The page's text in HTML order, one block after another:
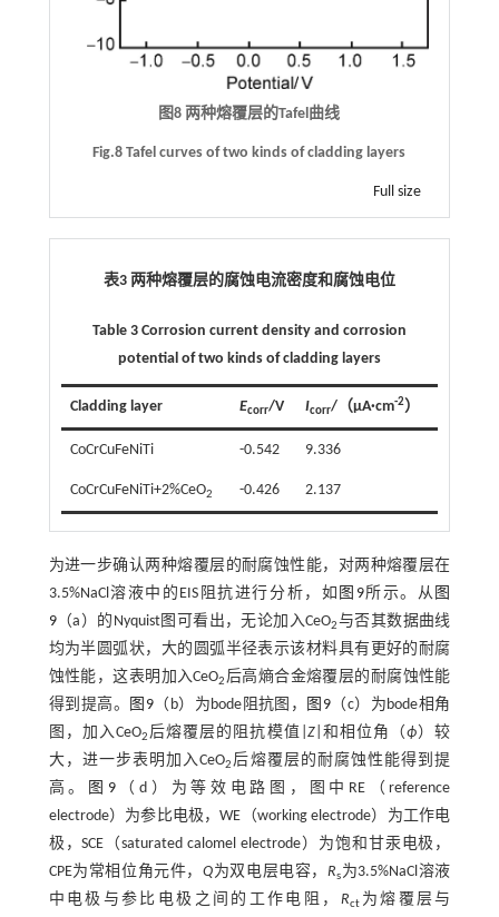
图8 两种熔覆层的Tafel曲线
Fig.8 Tafel curves of two kinds of cladding layers
Full size
表3 两种熔覆层的腐蚀电流密度和腐蚀电位
Table 3 Corrosion current density and corrosion
potential of two kinds of cladding layers
Cladding layer Ecorr/V Icorr/（μA·cm-2）
CoCrCuFeNiTi -0.542 9.336
CoCrCuFeNiTi+2%CeO2 -0.426 2.137
为进一步确认两种熔覆层的耐腐蚀性能，对两种熔覆层在
3.5%NaCl溶液中的EIS阻抗进行分析，如 图9所示。从 图
9（a）的Nyquist图可看出，无论加入CeO2与否其数据曲线
均为半圆弧状，大的圆弧半径表示该材料具有更好的耐腐
蚀性能，这表明加入CeO2 后高熵合金熔覆层的耐腐蚀性能
得到提高。
图9（b）为bode阻抗图， 图9（c）为bode相角
图，加入CeO2 后熔覆层的阻抗模值| Z|和相位角（ϕ ）较
大，进一步表明加入CeO2 后熔覆层的耐腐蚀性能得到提
高。
图9（d）为等效电路图，图中RE（reference
electrode）为参比电极，WE（working electrode）为工作电
极，SCE（saturated calomel electrode）为饱和甘汞电极，
CPE为常相位角元件，Q为双电层电容， Rs为3.5%NaCl溶液
中电极与参比电极之间的工作电阻， Rct为熔覆层与